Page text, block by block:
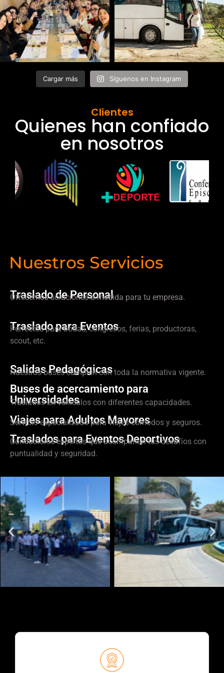
Cargar más Síguenos en Instagram
Clientes
Quienes han confiado
en nosotros
Nuestros Servicios
Traslado de Personal
Ofrecemos soluciones a medida para tu empresa.
Traslado para Eventos
Perfectos para bodas, congresos, ferias, productoras,
scout, etc.
Salidas Pedagógicas
Nuestros buses cumplen con toda la normativa vigente.
Buses de acercamiento para
Universidades
Traslados en vehículos con diferentes capacidades.
Viajes para Adultos Mayores
Servicio especializado para viajes cómodos y seguros.
Traslados para Eventos Deportivos
Conductores expertos que acompañan tus desafíos con
puntualidad y seguridad.